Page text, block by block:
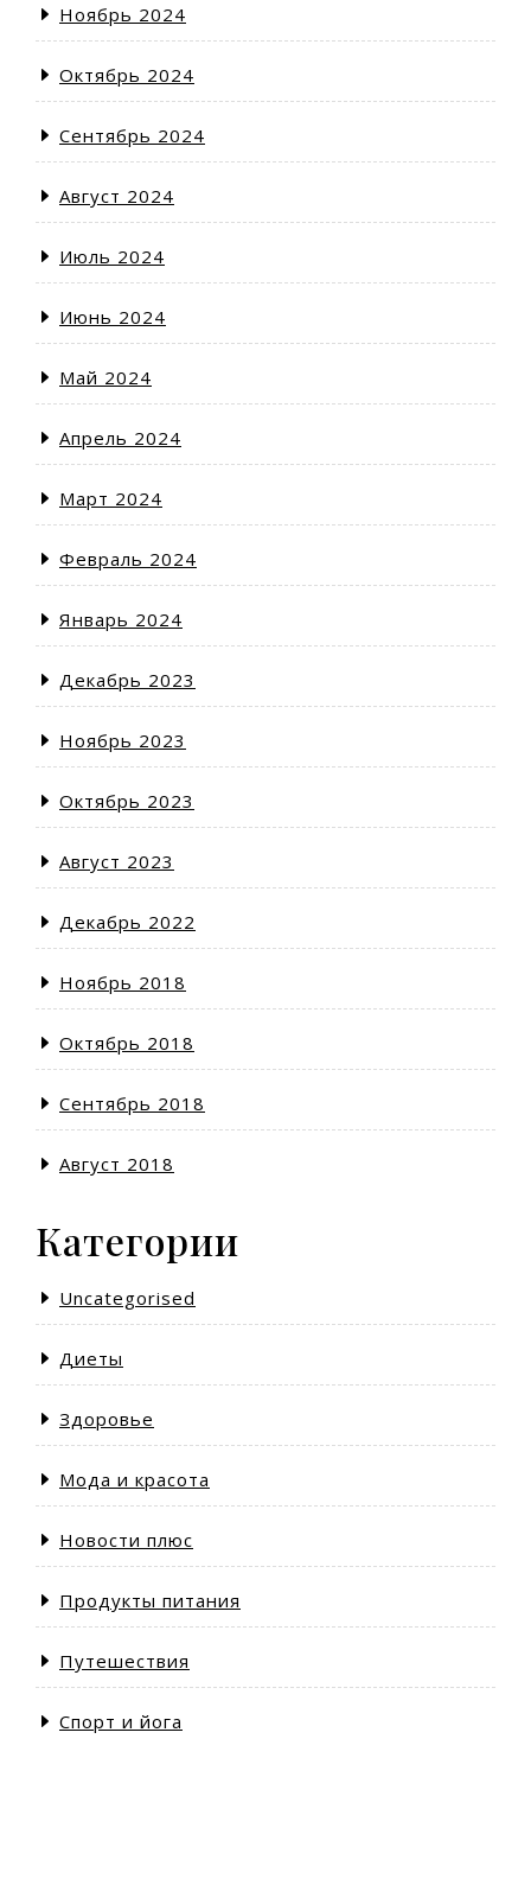
Ноябрь 2024
Октябрь 2024
Сентябрь 2024
Август 2024
Июль 2024
Июнь 2024
Май 2024
Апрель 2024
Март 2024
Февраль 2024
Январь 2024
Декабрь 2023
Ноябрь 2023
Октябрь 2023
Август 2023
Декабрь 2022
Ноябрь 2018
Октябрь 2018
Сентябрь 2018
Август 2018
Категории
Uncategorised
Диеты
Здоровье
Мода и красота
Новости плюс
Продукты питания
Путешествия
Спорт и йога